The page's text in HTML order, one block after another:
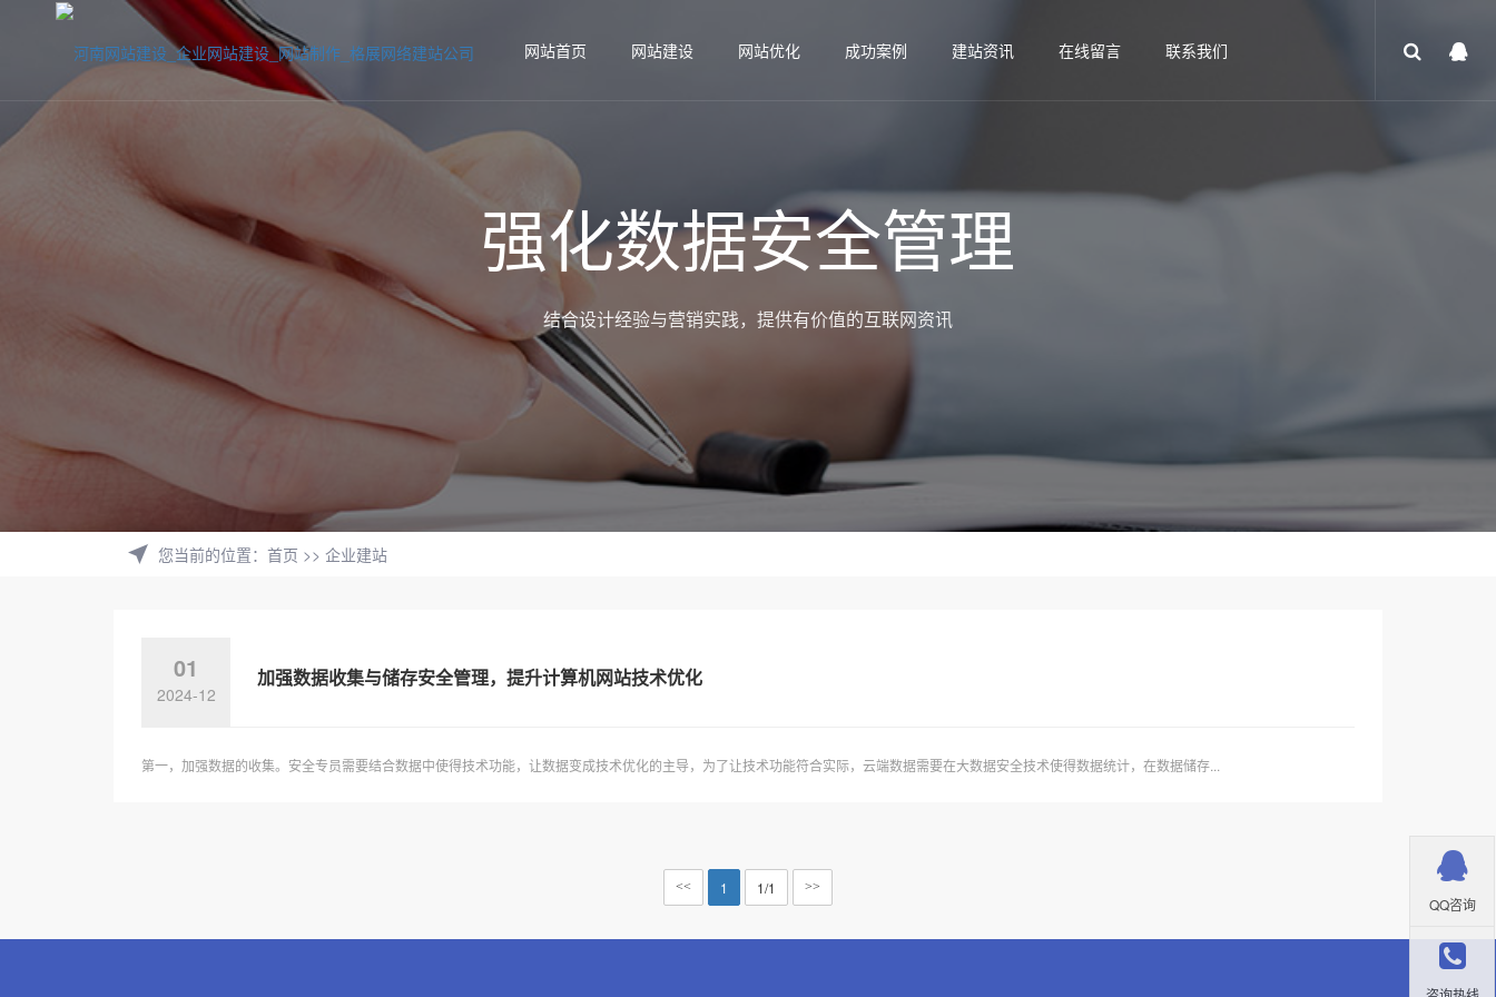
网站首页 网站建设 网站优化 成功案例 建站资讯 在线留言 联系我们
强化数据安全管理
结合设计经验与营销实践，提供有价值的互联网资讯
您当前的位置： 首页 >> 企业建站
01
2024-12
加强数据收集与储存安全管理，提升计算机网站技术优化
第一，加强数据的收集。安全专员需要结合数据中使得技术功能，让数据变成技术优化的主导，为了让技术功能符合实际，云端数据需要在大数据安全技术使得数据统计，在数据储存...
<< 1 1/1 >>
QQ咨询